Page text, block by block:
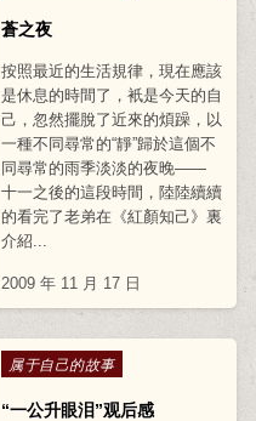
蒼之夜
按照最近的生活規律，現在應該
是休息的時間了，衹是今天的自
己，忽然擺脫了近來的煩躁，以
一種不同尋常的“靜”歸於這個不
同尋常的雨季淡淡的夜晚——
十一之後的這段時間，陸陸續續
的看完了老弟在《紅顏知己》裏
介紹...
2009 年 11 月 17 日
Posted in
属于自己的故事
“一公升眼泪”观后感